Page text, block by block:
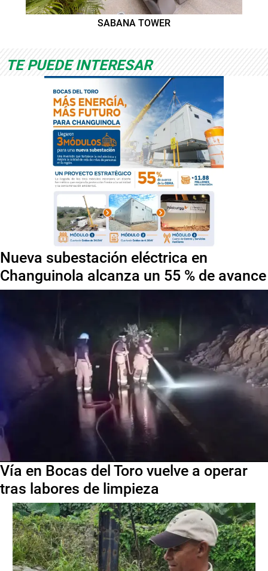
SABANA TOWER
TE PUEDE INTERESAR
Nueva subestación eléctrica en
Changuinola alcanza un 55 % de avance
Vía en Bocas del Toro vuelve a operar
tras labores de limpieza